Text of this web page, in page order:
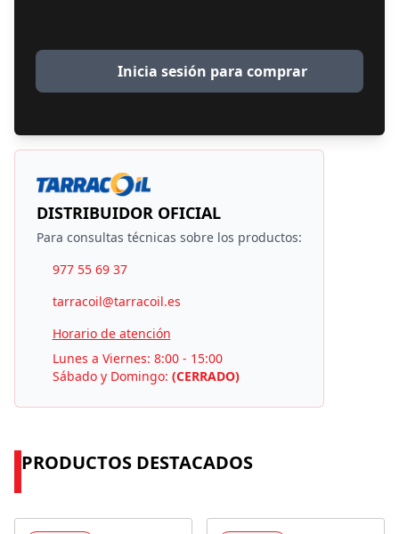
Inicia sesión para comprar
DISTRIBUIDOR OFICIAL
Para consultas técnicas sobre los productos:
977 55 69 37
tarracoil@tarracoil.es
Horario de atención
Lunes a Viernes: 8:00 - 15:00
Sábado y Domingo: (CERRADO)
PRODUCTOS DESTACADOS